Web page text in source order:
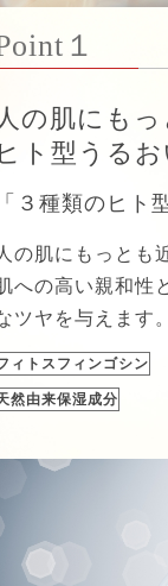
１
の肌にもっ
ト型うる
３種類のヒト
の肌にもっとも
への高い親和性
ツヤを与えます。
ィトスフィンゴシン
然由来保湿成分